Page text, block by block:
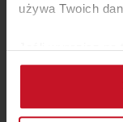
używa Twoich
Jeśli wyrazisz na